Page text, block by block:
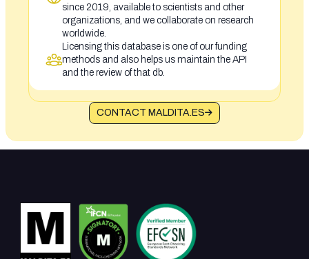
since 2019, available to scientists and other
organizations, and we collaborate on research
worldwide.
Licensing this database is one of our funding
methods and also helps us maintain the API
and the review of that db.
CONTACT MALDITA.ES